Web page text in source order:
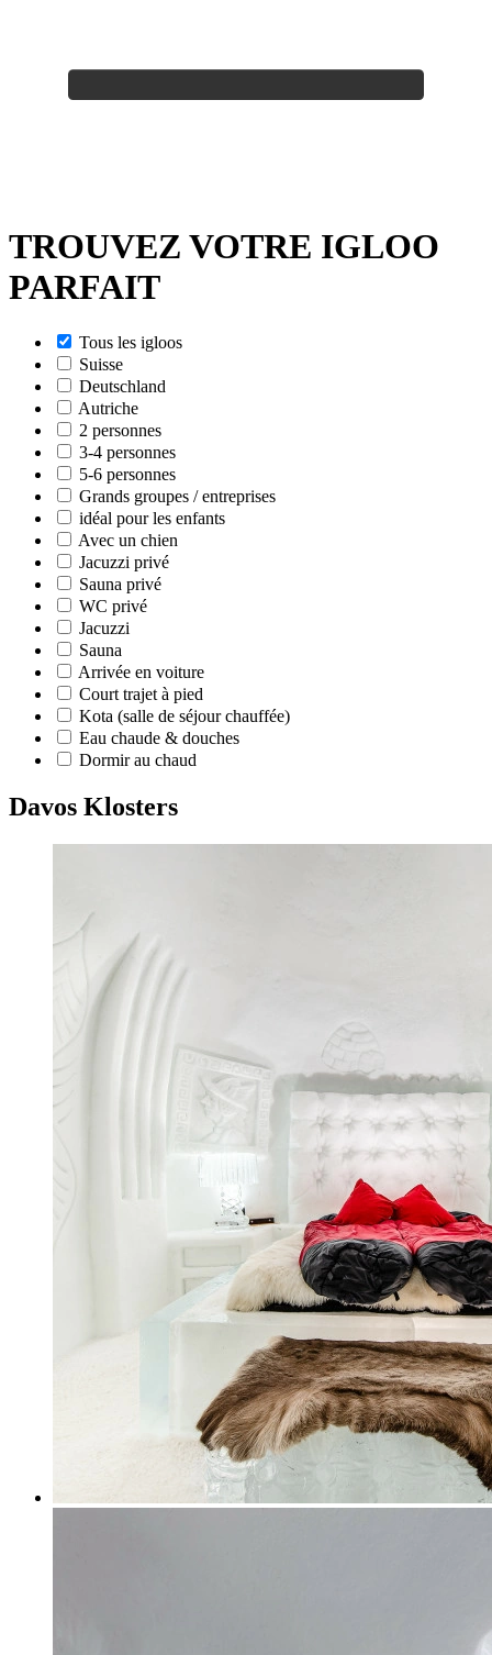
TROUVEZ VOTRE IGLOO
PARFAIT
Tous les igloos
Suisse
Deutschland
Autriche
2 personnes
3-4 personnes
5-6 personnes
Grands groupes / entreprises
idéal pour les enfants
Avec un chien
Jacuzzi privé
Sauna privé
WC privé
Jacuzzi
Sauna
Arrivée en voiture
Court trajet à pied
Kota (salle de séjour chauffée)
Eau chaude & douches
Dormir au chaud
Davos Klosters